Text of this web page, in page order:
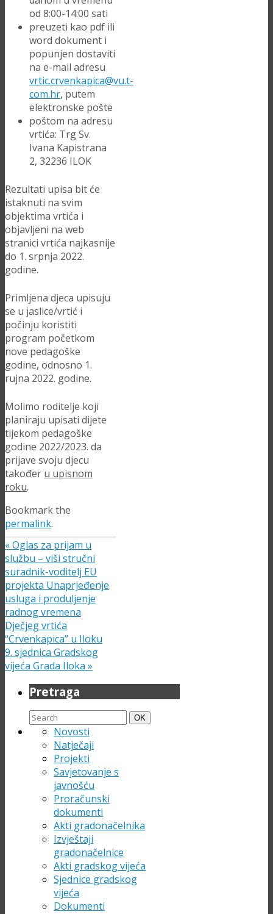
od 8:00-14:00 sati
preuzeti kao pdf ili
word dokument i
popunjen dostaviti
na e-mail adresu
vrtic.crvenkapica@vu.t-
com.hr, putem
elektronske pošte
poštom na adresu
vrtića: Trg Sv.
Ivana Kapistrana
2, 32236 ILOK
Rezultati upisa bit će
istaknuti na svim
objektima vrtića i
objavljeni na web
stranici vrtića najkasnije
do 1. srpnja 2022.
godine.
Primljena djeca upisuju
se u jaslice/vrtić i
počinju koristiti
program početkom
nove pedagoške
godine, odnosno 1.
rujna 2022. godine.
Molimo roditelje koji
planiraju upisati dijete
tijekom pedagoške
godine 2022/2023. da
prijave svoju djecu
također u upisnom
roku.
Bookmark the
permalink.
«Oglas za prijam u
službu – viši stručni
suradnik-voditelj EU
projekta Unaprjeđenje
usluga i produljenje
radnog vremena
Dječjeg vrtića
“Crvenkapica” u Iloku
9. sjednica Gradskog
vijeća Grada Iloka »
Pretraga
Search
for:
Search
OK
Novosti
Natječaji
Projekti
Savjetovanje s
javnošću
Proračunski
dokumenti
Akti gradonačelnika
Izvještaji
gradonačelnice
Akti gradskog vijeća
Sjednice gradskog
vijeća
Dokumenti